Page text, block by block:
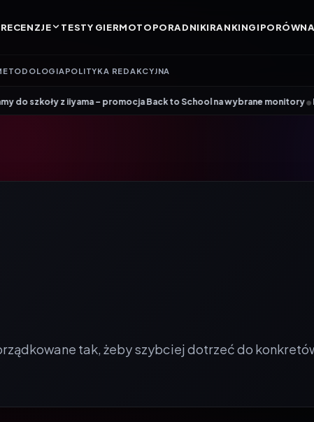
RECENZJE TESTY GIERMOTOPORADNIKIRANKINGI
POLITYKA REDAKCYJNA
iiyama – promocja Back to School na wybrane monitory•Patriot i ROG
tak, żeby szybciej dotrzeć do